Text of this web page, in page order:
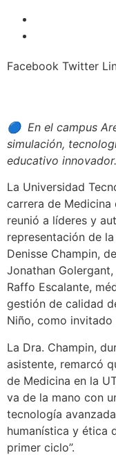
Facebook Twitter
🔵 En el campus
simulación,
educativo innovador.
La Universidad
carrera de Medicina
reunió a líderes y
representación de
Denisse Champin,
Jonathan
Raffo Escalante,
gestión de calidad
Niño, como invitado
La Dra. Champin,
asistente, remarcó
de Medicina en la
va de la mano con
tecnología
humanística y ética
primer ciclo”.